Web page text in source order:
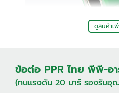
ดูสินค้าเ
ข้อต่อ PPR ไทย พีพี-อ
(ทนแรงดัน 20 บาร์ รองรับอุ